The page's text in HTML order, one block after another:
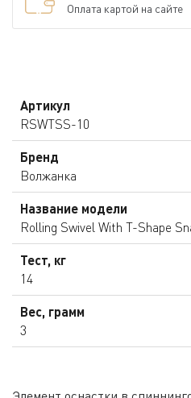
Оплата картой на сайте
Артикул
RSWTSS-10
Бренд
Волжанка
Название модели
Rolling Swivel With T-Shape
Тест, кг
14
Вес, грамм
3